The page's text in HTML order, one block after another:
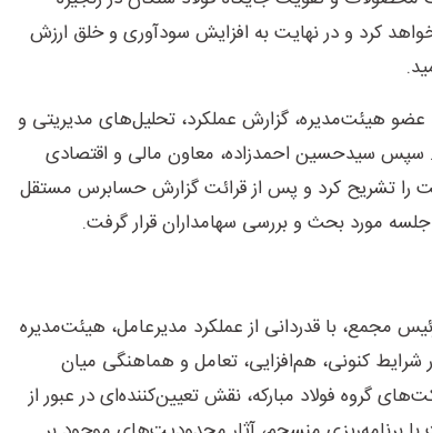
کرد و در نهایت به افزایش سودآوری و خلق ارزش
عضو هیئت‌مدیره، گزارش عملکرد، تحلیل‌های مدیریتی و
سپس سیدحسین احمدزاده، معاون مالی و اقتصادی
را تشریح کرد و پس از قرائت گزارش حسابرس مستقل
مورد بحث و بررسی سهامداران قرار گرفت.
مجمع، با قدردانی از عملکرد مدیرعامل، هیئت‌مدیره
شرایط کنونی، هم‌افزایی، تعامل و هماهنگی میان
گروه فولاد مبارکه، نقش تعیین‌کننده‌ای در عبور از